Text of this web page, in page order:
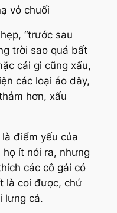
vỏ chuối
“trước sau
trời sao quá bất
cái gì cũng xấu,
các loại áo dây,
hơn, xấu
điểm yếu của
ít nói ra, nhưng
các cô gái có
là coi được, chứ
lưng cả.